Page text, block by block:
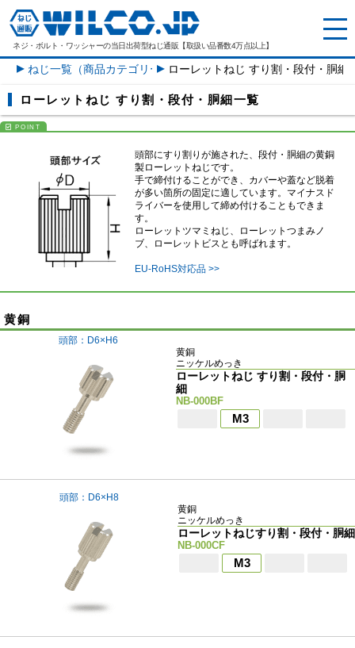
ネジ・ボルト・ワッシャーの当日出荷型ねじ通販【取扱い品番数4万点以上】
ねじ一覧（商品カテゴリー）ローレットねじ すり割・段付・胴細
ローレットねじ すり割・段付・胴細一覧
頭部にすり割りが施された、段付・胴細の黄銅
製ローレットねじです。
手で締付けることができ、カバーや蓋など脱着
が多い箇所の固定に適しています。マイナスド
ライバーを使用して締め付けることもできま
す。
ローレットツマミねじ、ローレットつまみノ
ブ、ローレットビスとも呼ばれます。
EU-RoHS対応品 >>
黄銅
頭部：D6×H6
黄銅
ニッケルめっき
ローレットねじ すり割・段付・胴
細
NB-000BF
M3
頭部：D6×H8
黄銅
ニッケルめっき
ローレットねじすり割・段付・胴細
NB-000CF
M3